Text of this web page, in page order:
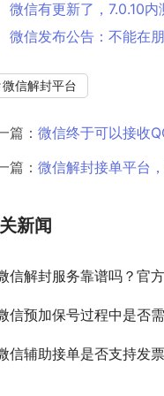
微信有更新了，7.0.10内
微信发布公告：不能在
微信解封平台
篇： 微信终于可以接收
篇： 微信解封接单平台
新闻
信解封服务靠谱吗？官
信预加保号过程中是否需要
信辅助接单是否支持发